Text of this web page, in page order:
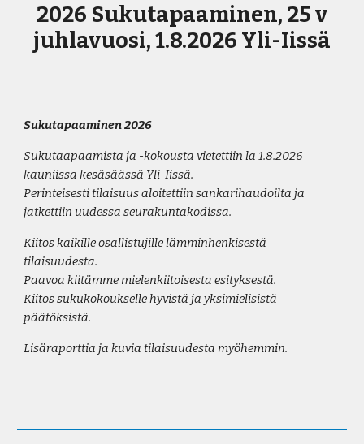
2026 Sukutapaaminen, 25 v
juhlavuosi, 1.8.2026 Yli-Iissä
Sukutapaaminen 2026
Sukutaapaamista ja -kokousta vietettiin la 1.8.2026
kauniissa kesäsäässä Yli-Iissä.
Perinteisesti tilaisuus aloitettiin sankarihaudoilta ja
jatkettiin uudessa seurakuntakodissa.
Kiitos kaikille osallistujille lämminhenkisestä
tilaisuudesta.
Paavoa kiitämme mielenkiitoisesta esityksestä.
Kiitos sukukokoukselle hyvistä ja yksimielisistä
päätöksistä.
Lisäraporttia ja kuvia tilaisuudesta myöhemmin.